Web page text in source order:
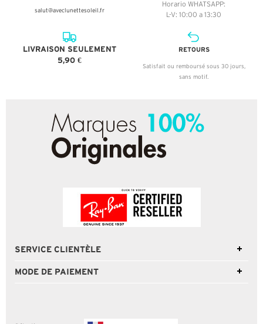
salut@aveclunettesoleil.fr
Horario WHATSAPP:
L-V: 10:00 a 13:30
LIVRAISON SEULEMENT
5,90 €
RETOURS
Satisfait ou remboursé sous 30 jours,
sans motif.
SERVICE CLIENTÈLE
MODE DE PAIEMENT